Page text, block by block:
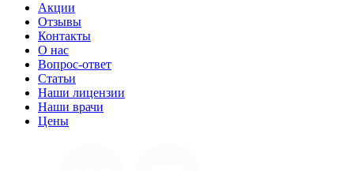
Акции
Отзывы
Контакты
О нас
Вопрос-ответ
Статьи
Наши лицензии
Наши врачи
Цены